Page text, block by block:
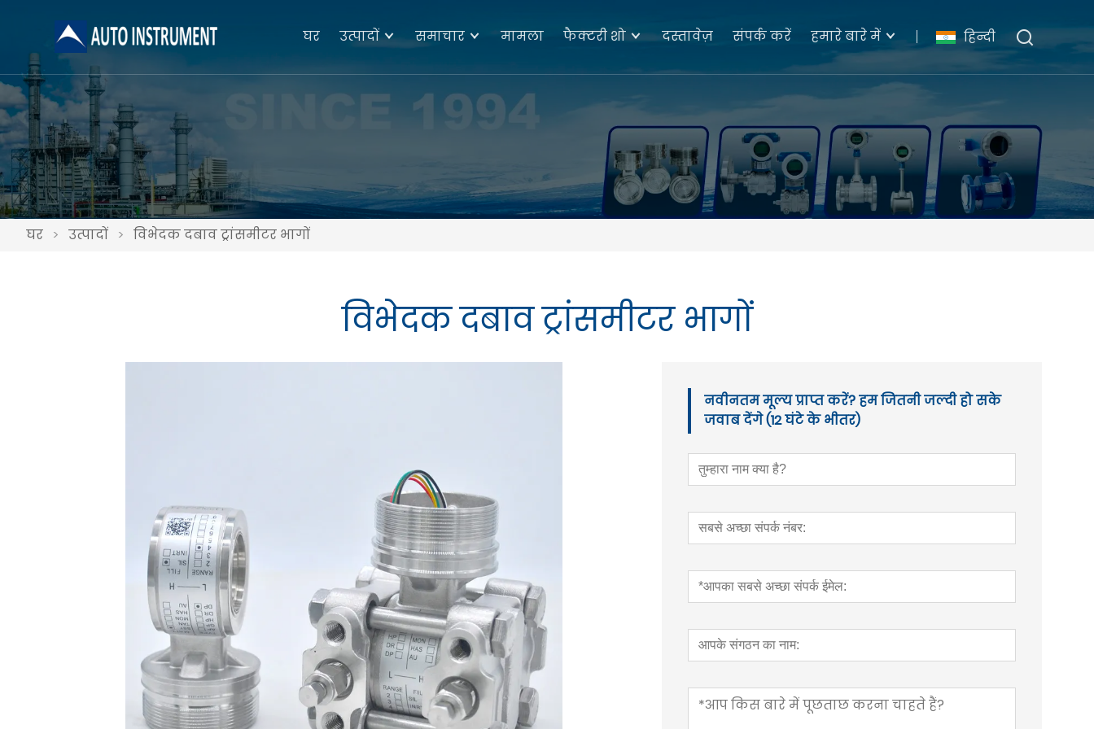
हिन्दी
घर उत्पादों समाचार मामला फैक्टरी शो दस्तावेज़ संपर्क करें हमारे बारे में
घर > उत्पादों > विभेदक दबाव ट्रांसमीटर भागों
विभेदक दबाव ट्रांसमीटर भागों
नवीनतम मूल्य प्राप्त करें? हम जितनी जल्दी हो सके
जवाब देंगे (12 घंटे के भीतर)